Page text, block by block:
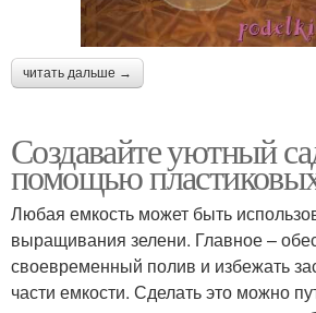
читать дальше →
Создавайте уютный
помощью
Любая емкость может быть
выращивания зелени. Главное –
своевременный полив и избежать
части емкости. Сделать это можно